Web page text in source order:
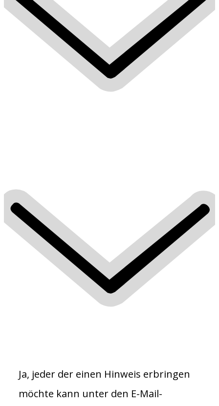
Ja, jeder der einen Hinweis erbringen
möchte kann unter den E-Mail-